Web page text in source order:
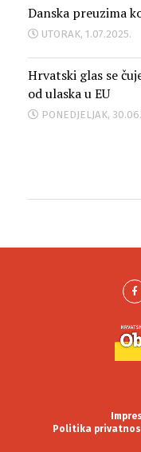
Danska preuzima
UTORAK, 1.07.2025.
Hrvatski glas se
od ulaska u EU
PONEDJELJAK,
Politika